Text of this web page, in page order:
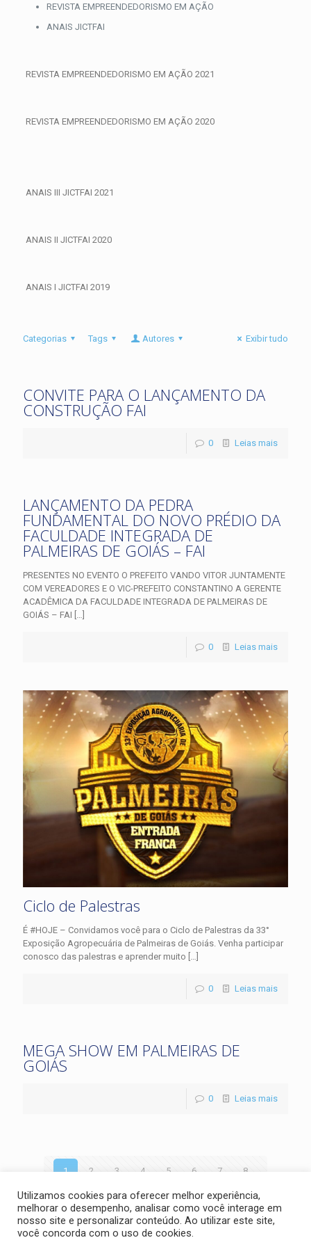
REVISTA EMPREENDEDORISMO EM AÇÃO
ANAIS JICTFAI
REVISTA EMPREENDEDORISMO EM AÇÃO 2021
REVISTA EMPREENDEDORISMO EM AÇÃO 2020
ANAIS III JICTFAI 2021
ANAIS II JICTFAI 2020
ANAIS I JICTFAI 2019
Categorias Tags Autores Exibir tudo
CONVITE PARA O LANÇAMENTO DA
CONSTRUÇÃO FAI
0 Leias mais
LANÇAMENTO DA PEDRA
FUNDAMENTAL DO NOVO PRÉDIO DA
FACULDADE INTEGRADA DE
PALMEIRAS DE GOIÁS – FAI
PRESENTES NO EVENTO O PREFEITO VANDO VITOR JUNTAMENTE
COM VEREADORES E O VIC-PREFEITO CONSTANTINO A GERENTE
ACADÊMICA DA FACULDADE INTEGRADA DE PALMEIRAS DE
GOIÁS – FAI […]
0 Leias mais
Ciclo de Palestras
É #HOJE – Convidamos você para o Ciclo de Palestras da 33°
Exposição Agropecuária de Palmeiras de Goiás. Venha participar
conosco das palestras e aprender muito […]
0 Leias mais
MEGA SHOW EM PALMEIRAS DE
GOIÁS
0 Leias mais
1 2 3 4 5 6 7 8
9 10 11 12 13 14 15 16
17 18
Utilizamos cookies para oferecer melhor experiência,
melhorar o desempenho, analisar como você interage em
nosso site e personalizar conteúdo. Ao utilizar este site,
você concorda com o uso de cookies.